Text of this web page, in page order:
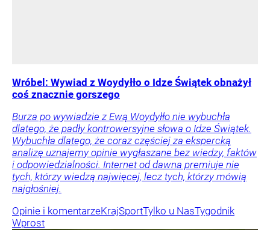
Wróbel: Wywiad z Woydyłło o Idze Świątek obnażył
coś znacznie gorszego
Burza po wywiadzie z Ewą Woydyłło nie wybuchła
dlatego, że padły kontrowersyjne słowa o Idze Świątek.
Wybuchła dlatego, że coraz częściej za ekspercką
analizę uznajemy opinie wygłaszane bez wiedzy, faktów
i odpowiedzialności. Internet od dawna premiuje nie
tych, którzy wiedzą najwięcej, lecz tych, którzy mówią
najgłośniej.
Opinie i komentarzeKrajSportTylko u NasTygodnik
Wprost